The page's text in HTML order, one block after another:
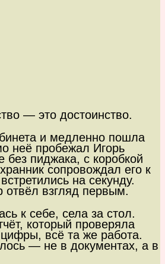
— это достоинство.
и медленно пошла
неё пробежал Игорь
пиджака, с коробкой
сопровождал его к
на секунду.
отвёл взгляд первым.
к себе, села за стол.
который проверяла
всё та же работа.
— не в документах, а в